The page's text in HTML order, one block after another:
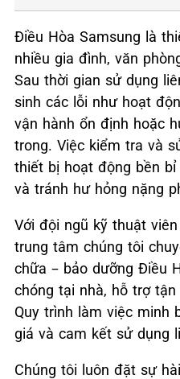
Điều Hòa Samsung là
nhiều gia đình, văn
Sau thời gian sử dụng
sinh các lỗi như hoạt
vận hành ổn định hoặc
trong. Việc kiểm tra và
thiết bị hoạt động bền
và tránh hư hỏng nặng
Với đội ngũ kỹ thuật
trung tâm chúng tôi
chữa – bảo dưỡng Điều
chóng tại nhà, hỗ trợ
Quy trình làm việc minh
giá và cam kết sử dụng
Chúng tôi luôn đặt sự